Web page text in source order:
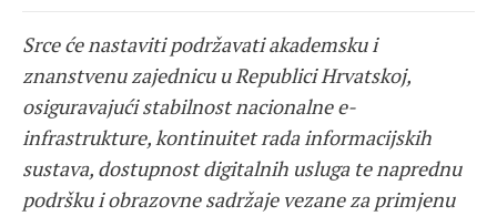
Srce će nastaviti podržavati akademsku i
znanstvenu zajednicu u Republici Hrvatskoj,
osiguravajući stabilnost nacionalne e-
infrastrukture, kontinuitet rada informacijskih
sustava, dostupnost digitalnih usluga te naprednu
podršku i obrazovne sadržaje vezane za primjenu